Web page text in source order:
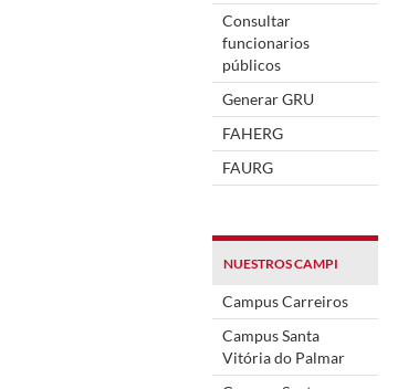
Consultar
funcionarios
públicos
Generar GRU
FAHERG
FAURG
NUESTROS CAMPI
Campus Carreiros
Campus Santa
Vitória do Palmar